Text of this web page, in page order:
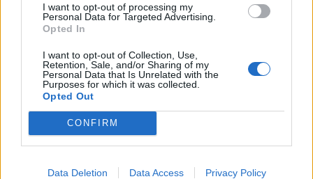
I want to opt-out of processing my
Personal Data for Targeted Advertising.
Opted In
I want to opt-out of Collection, Use,
Retention, Sale, and/or Sharing of my
Personal Data that Is Unrelated with the
Purposes for which it was collected.
Opted Out
CONFIRM
Data Deletion Data Access Privacy Policy
Lunedì 14 Settembre
Classifica Marcatori
Nessun marcatore presente al momento
Classifica Assist
Nessun giocatore presente al momento